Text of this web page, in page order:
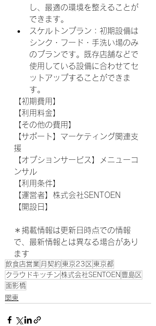
し、最適の環境を整えることが
できます。
スケルトンプラン：初期設備は
シンク・フード・手洗い場のみ
のプランです。既存店舗などで
使用している設備に合わせてセ
ットアップすることができま
す。
【初期費用】
【利用料金】
【その他の費用】
【サポート】マーケティング関連支
援
【オプションサービス】メニューコ
ンサル
【利用条件】
【運営者】株式会社SENTOEN
【開設日】
＊掲載情報は更新日時点での情報
で、最新情報とは異なる場合があり
ます
飲食店営業 月契約 東京23区 東京都
クラウドキッチン 株式会社SENTOEN 豊島区
面影橋
関東